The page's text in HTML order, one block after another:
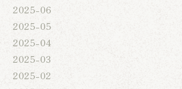
2025-06
2025-05
2025-04
2025-03
2025-02